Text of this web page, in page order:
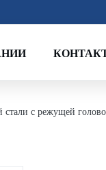
с режущей